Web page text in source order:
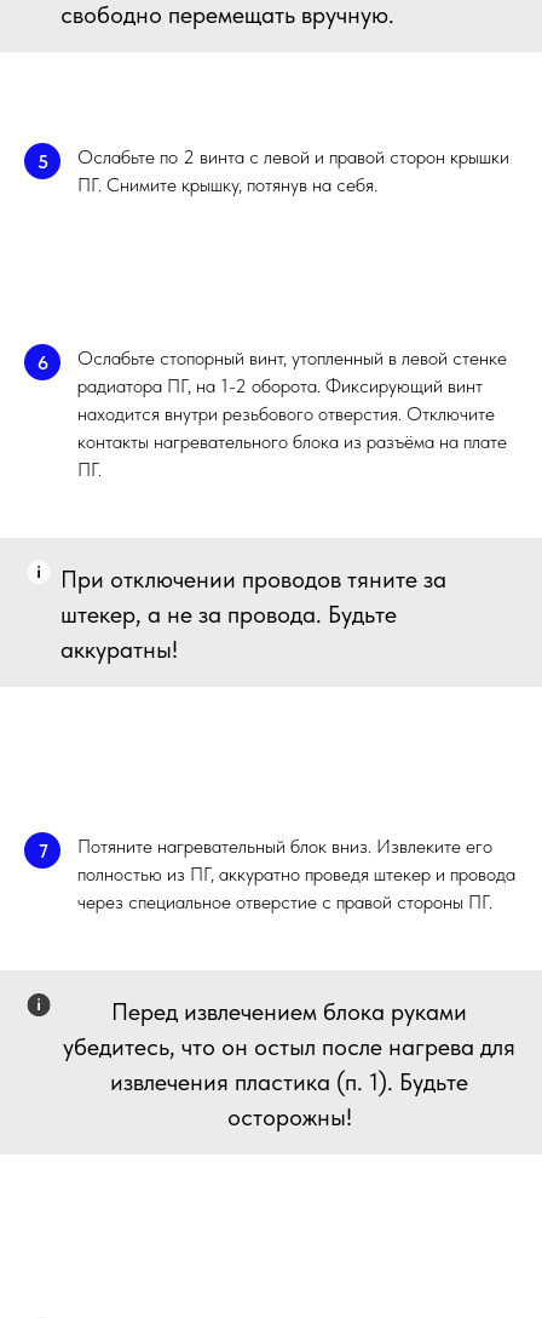
свободно перемещать вручную.
5
Ослабьте по 2 винта с левой и правой сторон крышки
ПГ. Снимите крышку, потянув на себя.
6
Ослабьте стопорный винт, утопленный в левой стенке
радиатора ПГ, на 1-2 оборота. Фиксирующий винт
находится внутри резьбового отверстия. Отключите
контакты нагревательного блока из разъёма на плате
ПГ.
При отключении проводов тяните за
штекер, а не за провода. Будьте
аккуратны!
7
Потяните нагревательный блок вниз. Извлеките его
полностью из ПГ, аккуратно проведя штекер и провода
через специальное отверстие с правой стороны ПГ.
Перед извлечением блока руками
убедитесь, что он остыл после нагрева для
извлечения пластика (п. 1). Будьте
осторожны!